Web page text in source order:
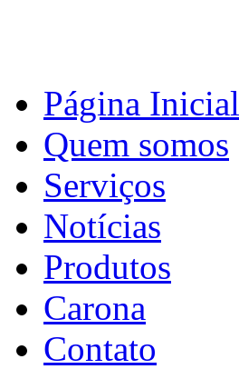
Página Inicial
Quem somos
Serviços
Notícias
Produtos
Carona
Contato